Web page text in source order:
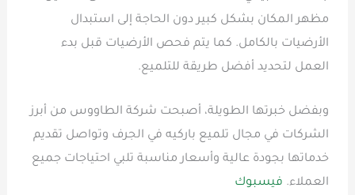
مظهر المكان بشكل كبير دون الحاجة إلى استبدال
الأرضيات بالكامل. كما يتم فحص الأرضيات قبل بدء
العمل لتحديد أفضل طريقة للتلميع.
وبفضل خبرتها الطويلة، أصبحت شركة الطاووس من أبرز
الشركات في مجال تلميع باركيه في الجرف وتواصل تقديم
خدماتها بجودة عالية وأسعار مناسبة تلبي احتياجات جميع
العملاء. فيسبوك